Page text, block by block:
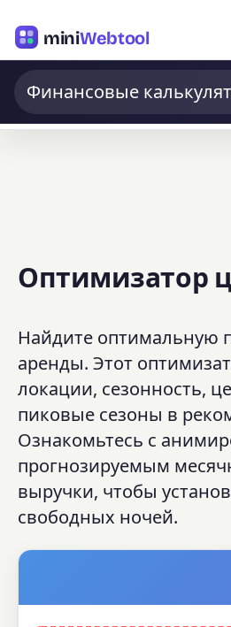
miniWebtool
Финансовые
Оптимизатор
Найдите оптимальную
аренды. Этот
локации, сезонность,
пиковые сезоны в
Ознакомьтесь с
прогнозируемым
выручки, чтобы
свободных ночей.